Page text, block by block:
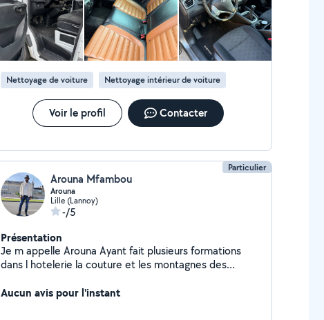
Nettoyage de voiture Nettoyage intérieur de voiture
Voir le profil Contacter
Particulier
Arouna Mfambou
Arouna
Lille (Lannoy)
-/5
Présentation
Je m appelle Arouna Ayant fait plusieurs formations
dans l hotelerie la couture et les montagnes des
des petits travaux chez des particuliers qui auront
Aucun avis pour l'instant